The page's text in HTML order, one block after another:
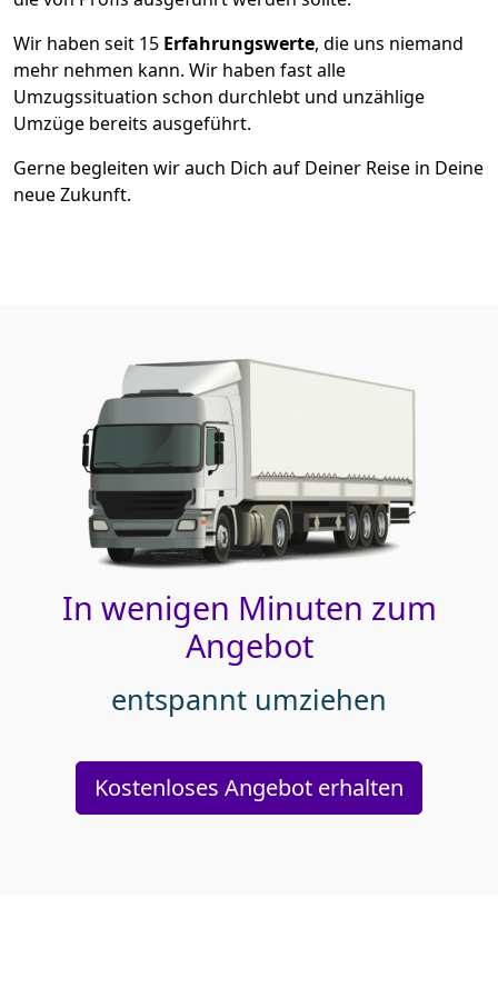
Wir haben seit 15 Erfahrungswerte, die uns niemand
mehr nehmen kann. Wir haben fast alle
Umzugssituation schon durchlebt und unzählige
Umzüge bereits ausgeführt.
Gerne begleiten wir auch Dich auf Deiner Reise in Deine
neue Zukunft.
In wenigen Minuten zum
Angebot
entspannt umziehen
Kostenloses Angebot erhalten